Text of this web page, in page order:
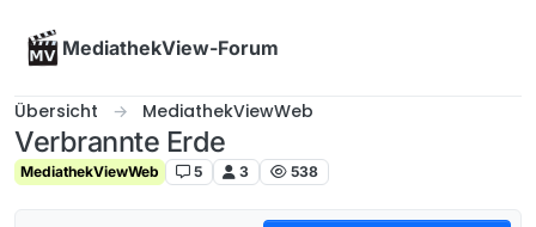
MediathekView-Forum
Übersicht MediathekViewWeb
Verbrannte Erde
MediathekViewWeb 5 3 538